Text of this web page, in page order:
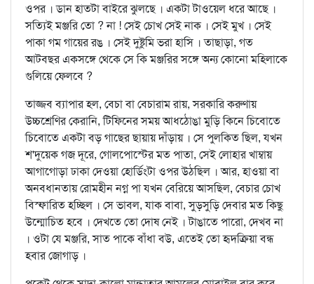
ওপর । ডান হাতটা বাইরে ঝুলছে । একটা টাওয়েল ধরে আছে ।
সত্যিই মঞ্জরি তো ? না ! সেই চোখ সেই নাক । সেই মুখ । সেই
পাকা গম গায়ের রঙ । সেই দুষ্টুমি ভরা হাসি । তাছাড়া, গত
আটবছর একসঙ্গে থেকে সে কি মঞ্জরির সঙ্গে অন্য কোনো মহিলাকে
গুলিয়ে ফেলবে ?
তাজ্জব ব্যাপার হল, বেচা বা বেচারাম রায়, সরকারি করুণায়
উচ্চশ্রেণির কেরানি, টিফিনের সময় আধঠোঙা মুড়ি কিনে চিবোতে
চিবোতে একটা বড় গাছের ছায়ায় দাঁড়ায় । সে পুলকিত ছিল, যখন
শ'দুয়েক গজ দূরে, গোলপোস্টের মত পাতা, সেই লোহার খাম্বায়
আগাগোড়া ঢাকা দেওয়া হোর্ডিংটা ওপর উঠছিল । আর, হাওয়া বা
অনবধানতায় রোমহীন নগ্ন পা যখন বেরিয়ে আসছিল, বেচার চোখ
বিস্ফারিত হচ্ছিল । সে ভাবল, যাক বাবা, সুড়সুড়ি দেবার মত কিছু
উন্মোচিত হবে । দেখতে তো দোষ নেই । টাঙাতে পারো, দেখব না
। ওটা যে মঞ্জরি, সাত পাকে বাঁধা বউ, এতেই তো হৃদক্রিয়া বন্ধ
হবার জোগাড় ।